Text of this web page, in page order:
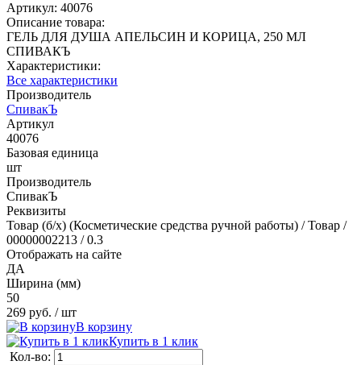
Артикул: 40076
Описание товара:
ГЕЛЬ ДЛЯ ДУША АПЕЛЬСИН И КОРИЦА, 250 МЛ
СПИВАКЪ
Характеристики:
Все характеристики
Производитель
СпивакЪ
Артикул
40076
Базовая единица
шт
Производитель
СпивакЪ
Реквизиты
Товар (б/х) (Косметические средства ручной работы) / Товар /
00000002213 / 0.3
Отображать на сайте
ДА
Ширина (мм)
50
269 руб. / шт
В корзину
Купить в 1 клик
Кол-во: